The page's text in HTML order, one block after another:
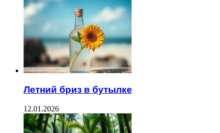
Летний бриз в бутылке
12.01.2026